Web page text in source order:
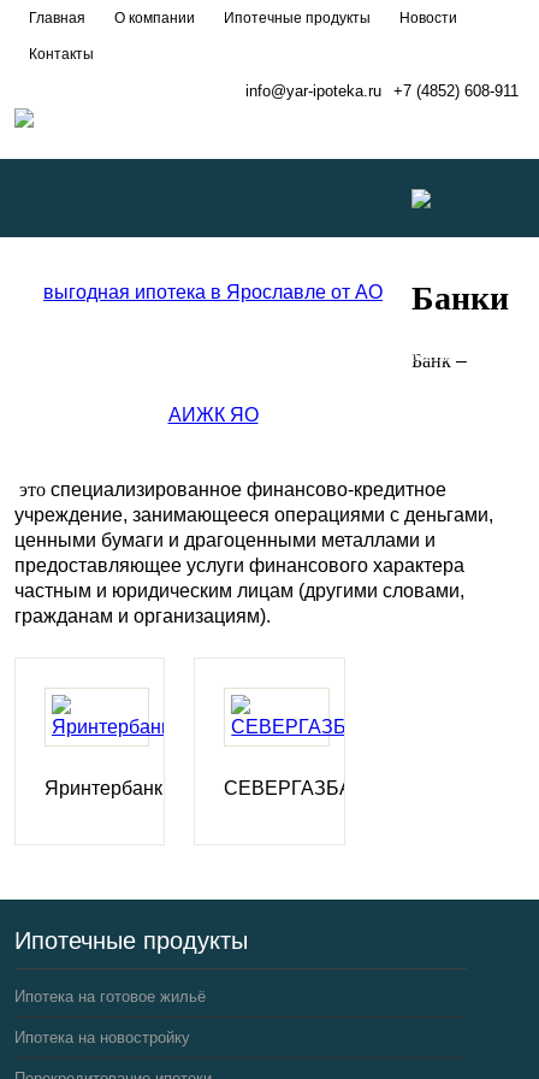
Главная О компании Ипотечные продукты Новости
Контакты
info@yar-ipoteka.ru +7 (4852) 608-911
меню
Банки
Банк –
это специализированное финансово-кредитное
учреждение, занимающееся операциями с деньгами,
ценными бумаги и драгоценными металлами и
предоставляющее услуги финансового характера
частным и юридическим лицам (другими словами,
гражданам и организациям).
Яринтербанк СЕВЕРГАЗБАНК
Ипотечные продукты
Ипотека на готовое жильё
Ипотека на новостройку